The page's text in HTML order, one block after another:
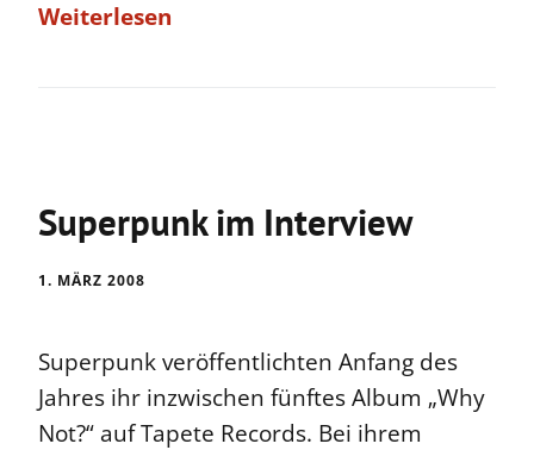
Weiterlesen
Superpunk im Interview
1. MÄRZ 2008
Superpunk veröffentlichten Anfang des
Jahres ihr inzwischen fünftes Album „Why
Not?“ auf Tapete Records. Bei ihrem